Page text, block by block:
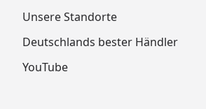
Unsere Standorte
Deutschlands bester Händler
YouTube